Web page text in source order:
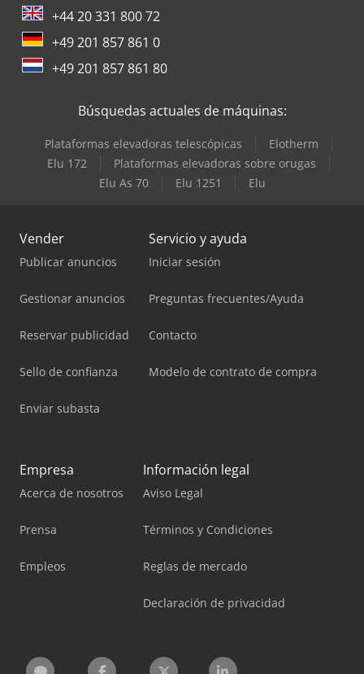
+44 20 331 800 72
+49 201 857 861 0
+49 201 857 861 80
Búsquedas actuales de máquinas:
Plataformas elevadoras telescópicas
Elotherm
Elu 172
Plataformas elevadoras sobre orugas
Elu As 70
Elu 1251 Elu
Vender
Publicar anuncios
Gestionar anuncios
Reservar publicidad
Sello de confianza
Enviar subasta
Servicio y ayuda
Iniciar sesión
Preguntas frecuentes/Ayuda
Contacto
Modelo de contrato de compra
Empresa
Acerca de nosotros
Prensa
Empleos
Información legal
Aviso Legal
Términos y Condiciones
Reglas de mercado
Declaración de privacidad